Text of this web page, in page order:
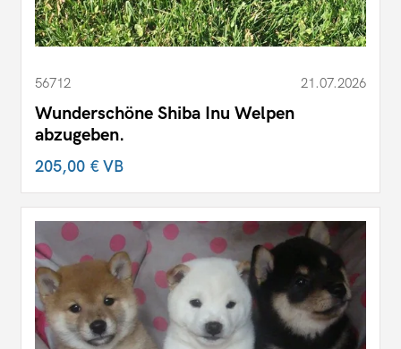
56712 21.07.2026
Wunderschöne Shiba Inu Welpen
abzugeben.
205,00 €VB